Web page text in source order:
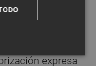
edificios sin
sensación de
de
reclama
expresa